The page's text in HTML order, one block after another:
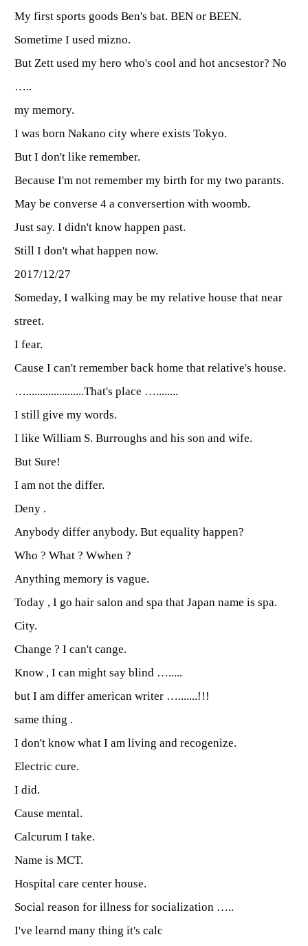
My first sports goods Ben's bat. BEN or BEEN.
Sometime I used mizno.
But Zett used my hero who's cool and hot ancsestor? No
…..
my memory.
I was born Nakano city where exists Tokyo.
But I don't like remember.
Because I'm not remember my birth for my two parants.
May be converse 4 a conversertion with woomb.
Just say. I didn't know happen past.
Still I don't what happen now.
2017/12/27
Someday, I walking may be my relative house that near
street.
I fear.
Cause I can't remember back home that relative's house.
….....................That's place …........
I still give my words.
I like William S. Burroughs and his son and wife.
But Sure!
I am not the differ.
Deny .
Anybody differ anybody. But equality happen?
Who ? What ? Wwhen ?
Anything memory is vague.
Today , I go hair salon and spa that Japan name is spa.
City.
Change ? I can't cange.
Know , I can might say blind ….....
but I am differ american writer ….......!!!
same thing .
I don't know what I am living and recogenize.
Electric cure.
I did.
Cause mental.
Calcurum I take.
Name is MCT.
Hospital care center house.
Social reason for illness for socialization …..
I've learnd many thing it's calc